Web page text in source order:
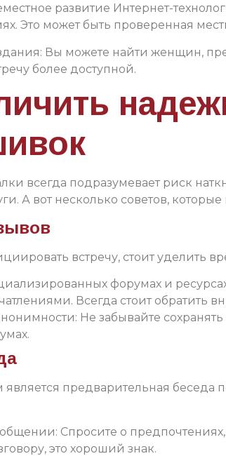
развитие Интернет-
Это может быть проверенная
Вы можете найти женщин,
более доступной.
всегда подразумевает риск
А вот несколько советов,
встречу, стоит уделить
форумах и
Всегда стоит обратить
Не забывайте
предварительная беседа
Спросите о
это хороший знак.